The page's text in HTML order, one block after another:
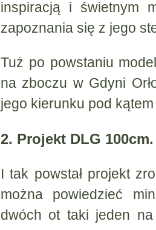
inspiracją i świetnym
zapoznania się z jego
Tuż po powstaniu
na zboczu w Gdyni
jego kierunku pod
2. Projekt DLG 100cm.
I tak powstał projekt
można powiedzieć
dwóch ot taki jeden